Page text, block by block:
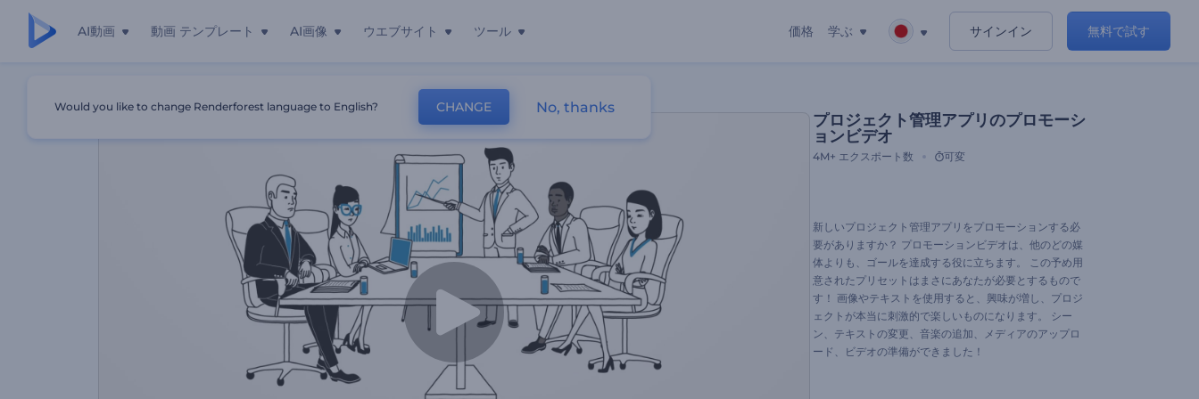
AI動画 動画 テンプレート AI画像 ウエブサイト ツール 価格 学ぶ サインイン 無料で試す
プロジェクト管理アプリのプロモーションビデオ
プロジェクト管理アプリのプロモーシ
ョンビデオ
4M+ エクスポート数 可変
新しいプロジェクト管理アプリをプロモーションする必
要がありますか？ プロモーションビデオは、他のどの媒
体よりも、ゴールを達成する役に立ちます。 この予め用
意されたプリセットはまさにあなたが必要とするもので
す！ 画像やテキストを使用すると、興味が増し、プロジ
ェクトが本当に刺激的で楽しいものになります。 シー
ン、テキストの変更、音楽の追加、メディアのアップロ
ード、ビデオの準備ができました！
Would you like to change Renderforest language to English? CHANGE No, thanks